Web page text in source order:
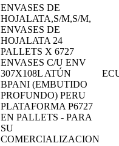
ENVASES DE
HOJALATA,S/M,S/M,
ENVASES DE
HOJALATA 24
PALLETS X 6727
ENVASES C/U ENV
307X108L ATÚN
BPANI (EMBUTIDO
PROFUNDO) PERU
PLATAFORMA P6727
EN PALLETS - PARA
SU
COMERCIALIZACION